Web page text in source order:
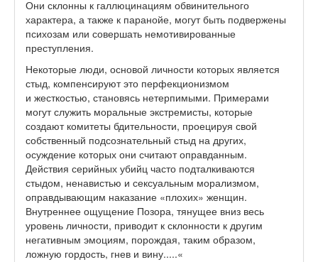
Они склонны к галлюцинациям обвинительного
характера, а также к паранойе, могут быть подвержены
психозам или совершать немотивированные
преступления.
Некоторые люди, основой личности которых является
стыд, компенсируют это перфекционизмом
и жесткостью, становясь нетерпимыми. Примерами
могут служить моральные экстремисты, которые
создают комитеты бдительности, проецируя свой
собственный подсознательный стыд на других,
осуждение которых они считают оправданным.
Действия серийных убийц часто подталкиваются
стыдом, ненавистью и сексуальным морализмом,
оправдывающим наказание «плохих» женщин.
Внутреннее ощущение Позора, тянущее вниз весь
уровень личности, приводит к склонности к другим
негативным эмоциям, порождая, таким образом,
ложную гордость, гнев и вину.....«